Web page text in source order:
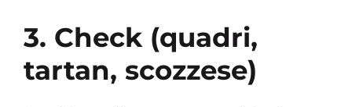
3. Check (quadri,
tartan, scozzese)